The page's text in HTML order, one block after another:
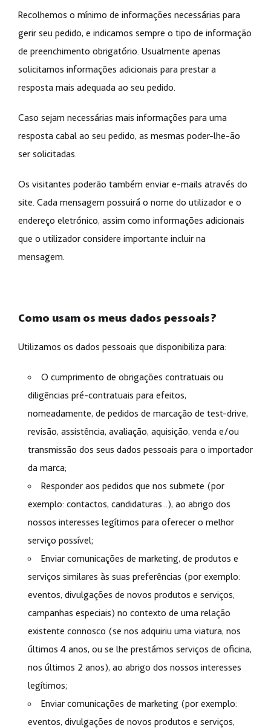
Recolhemos o mínimo de informações necessárias para
gerir seu pedido, e indicamos sempre o tipo de informação
de preenchimento obrigatório. Usualmente apenas
solicitamos informações adicionais para prestar a
resposta mais adequada ao seu pedido.
Caso sejam necessárias mais informações para uma
resposta cabal ao seu pedido, as mesmas poder-lhe-ão
ser solicitadas.
Os visitantes poderão também enviar e-mails através do
site. Cada mensagem possuirá o nome do utilizador e o
endereço eletrónico, assim como informações adicionais
que o utilizador considere importante incluir na
mensagem.
Como usam os meus dados pessoais?
Utilizamos os dados pessoais que disponibiliza para:
O cumprimento de obrigações contratuais ou
diligências pré-contratuais para efeitos,
nomeadamente, de pedidos de marcação de test-drive,
revisão, assistência, avaliação, aquisição, venda e/ou
transmissão dos seus dados pessoais para o importador
da marca;
Responder aos pedidos que nos submete (por
exemplo: contactos, candidaturas…), ao abrigo dos
nossos interesses legítimos para oferecer o melhor
serviço possível;
Enviar comunicações de marketing, de produtos e
serviços similares às suas preferências (por exemplo:
eventos, divulgações de novos produtos e serviços,
campanhas especiais) no contexto de uma relação
existente connosco (se nos adquiriu uma viatura, nos
últimos 4 anos, ou se lhe prestámos serviços de oficina,
nos últimos 2 anos), ao abrigo dos nossos interesses
legítimos;
Enviar comunicações de marketing (por exemplo:
eventos, divulgações de novos produtos e serviços,